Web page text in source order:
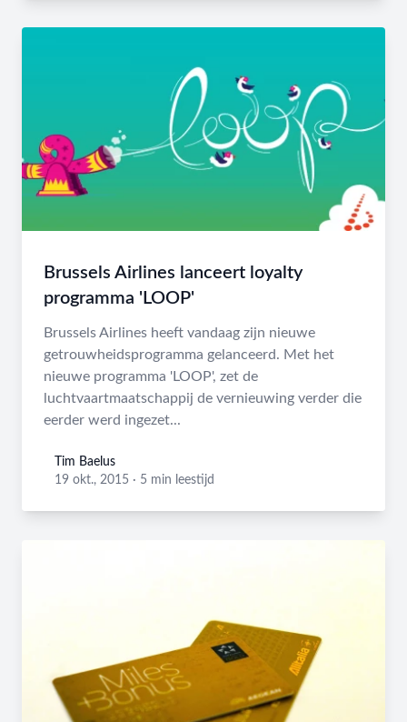
Brussels Airlines lanceert loyalty
programma 'LOOP'
Brussels Airlines heeft vandaag zijn nieuwe
getrouwheidsprogramma gelanceerd. Met het
nieuwe programma 'LOOP', zet de
luchtvaartmaatschappij de vernieuwing verder die
eerder werd ingezet...
Tim Baelus
Tim Baelus
19 okt., 2015 · 5 min leestijd